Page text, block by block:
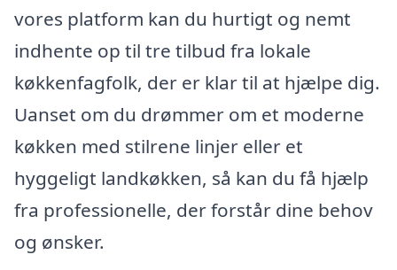
vores platform kan du hurtigt og nemt
indhente op til tre tilbud fra lokale
køkkenfagfolk, der er klar til at hjælpe dig.
Uanset om du drømmer om et moderne
køkken med stilrene linjer eller et
hyggeligt landkøkken, så kan du få hjælp
fra professionelle, der forstår dine behov
og ønsker.